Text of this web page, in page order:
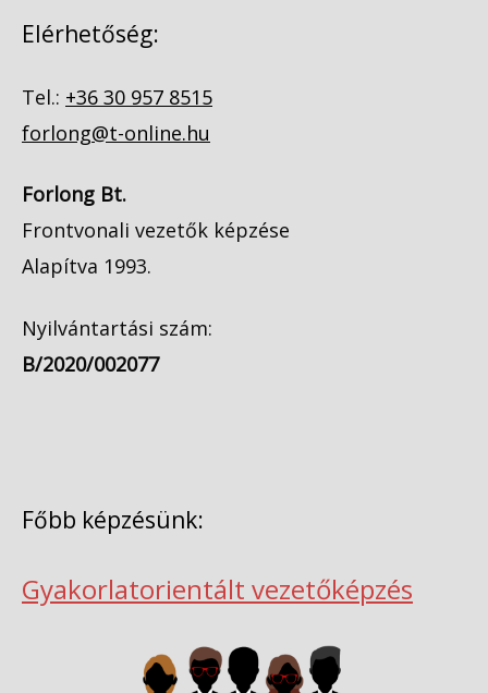
Elérhetőség:
Tel.: +36 30 957 8515
forlong@t-online.hu
Forlong Bt.
Frontvonali vezetők képzése
Alapítva 1993.
Nyilvántartási szám:
B/2020/002077
Főbb képzésünk:
Gyakorlatorientált vezetőképzés